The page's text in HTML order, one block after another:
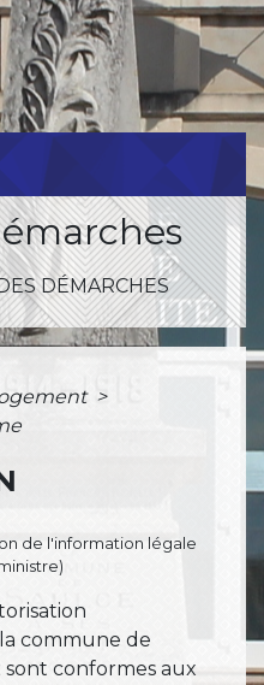
DÉMARCHES
>
de l'information légale
commune de
conformes aux